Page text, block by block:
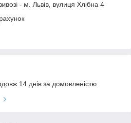
- м. Львів, вулиця Хлібна 4
14 днів за домовленістю